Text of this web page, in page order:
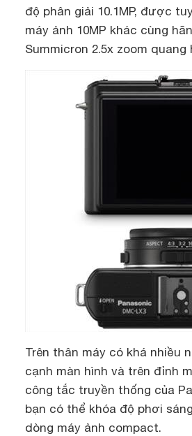
độ phân giải 10.1MP, được
máy ảnh 10MP khác cùng
Summicron 2.5x zoom
Trên thân máy có khá nhiều
cạnh màn hình và trên đỉnh
công tắc truyền thống của
bạn có thể khóa độ phơi
dòng máy ảnh compact.